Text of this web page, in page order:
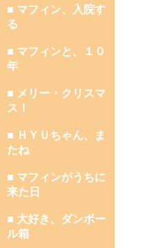
■ マフィン、入院す
る
■ マフィンと、１０
年
■ メリー・クリスマ
ス！
■ ＨＹＵちゃん、ま
たね
■ マフィンがうちに
来た日
■ 大好き、ダンボー
ル箱